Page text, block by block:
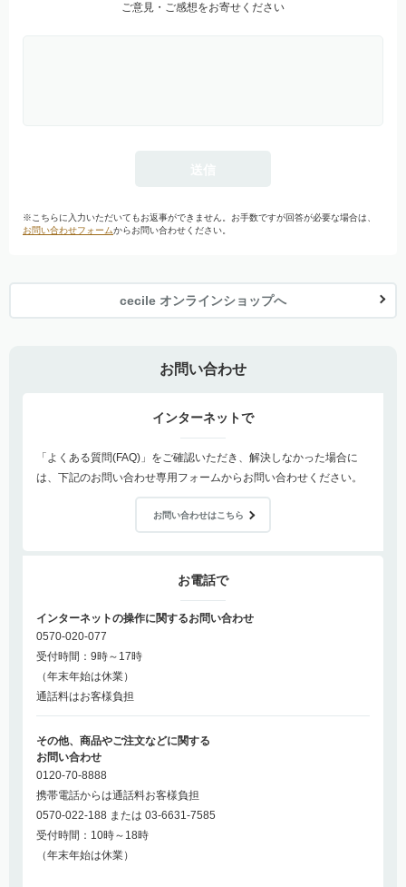
ご意見・ご感想をお寄せください
※こちらに入力いただいてもお返事ができません。お手数ですが回答が必要な場合は、
お問い合わせフォームからお問い合わせください。
cecile オンラインショップへ
お問い合わせ
インターネットで
「よくある質問(FAQ)」をご確認いただき、解決しなかった場合に
は、下記のお問い合わせ専用フォームからお問い合わせください。
お問い合わせはこちら
お電話で
インターネットの操作に関するお問い合わせ
0570-020-077
受付時間：9時～17時
（年末年始は休業）
通話料はお客様負担
その他、商品やご注文などに関する
お問い合わせ
0120-70-8888
携帯電話からは通話料お客様負担
0570-022-188 または 03-6631-7585
受付時間：10時～18時
（年末年始は休業）